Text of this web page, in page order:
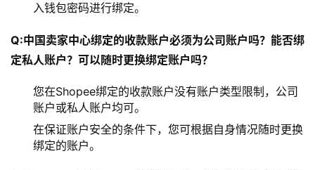
入钱包密码进行绑定。
Q:中国卖家中心绑定的收款账户必须为公司账户吗？能否绑
定私人账户？可以随时更换绑定账户吗？
您在Shopee绑定的收款账户没有账户类型限制，公司
账户或私人账户均可。
在保证账户安全的条件下，您可根据自身情况随时更换
绑定的账户。